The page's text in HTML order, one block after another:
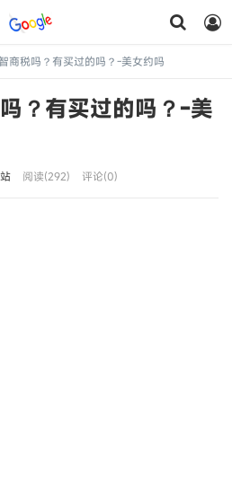
商税吗？有买过的吗？-美女约吗
？有买过的吗？-美
阅读(292) 评论(0)